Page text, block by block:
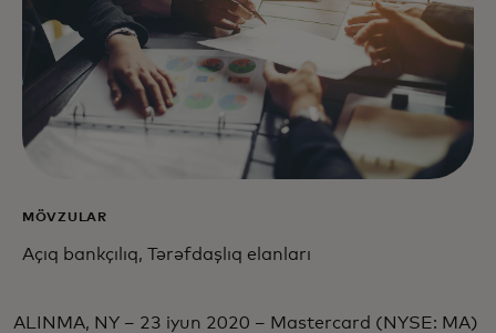
MÖVZULAR
Açıq bankçılıq, Tərəfdaşlıq elanları
ALINMA, NY – 23 iyun 2020 – Mastercard (NYSE: MA)